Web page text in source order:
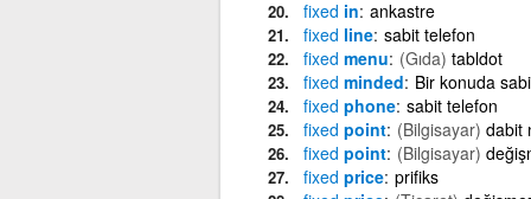
fixed in ankastre
fixed line sabit telefon
fixed menu (Gıda) tabldot
fixed minded Bir konuda
fixed phone sabit telefon
fixed point (Bilgisayar) dabit
fixed point (Bilgisayar)
fixed price prifiks